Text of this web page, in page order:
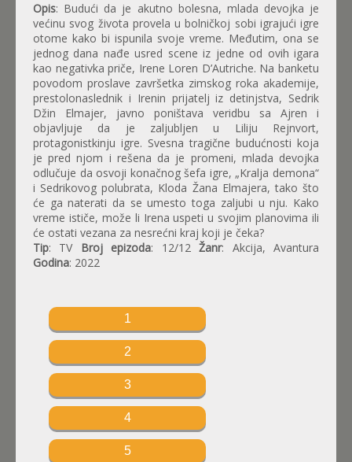
Opis: Budući da je akutno bolesna, mlada devojka je
većinu svog života provela u bolničkoj sobi igrajući igre
otome kako bi ispunila svoje vreme. Međutim, ona se
jednog dana nađe usred scene iz jedne od ovih igara
kao negativka priče, Irene Loren D’Autriche. Na banketu
povodom proslave završetka zimskog roka akademije,
prestolonaslednik i Irenin prijatelj iz detinjstva, Sedrik
Džin Elmajer, javno poništava veridbu sa Ajren i
objavljuje da je zaljubljen u Liliju Rejnvort,
protagonistkinju igre. Svesna tragične budućnosti koja
je pred njom i rešena da je promeni, mlada devojka
odlučuje da osvoji konačnog šefa igre, „Kralja demona“
i Sedrikovog polubrata, Kloda Žana Elmajera, tako što
će ga naterati da se umesto toga zaljubi u nju. Kako
vreme ističe, može li Irena uspeti u svojim planovima ili
će ostati vezana za nesrećni kraj koji je čeka?
Tip: TV Broj epizoda: 12/12Žanr: Akcija, Avantura
Godina: 2022
1
2
3
4
5